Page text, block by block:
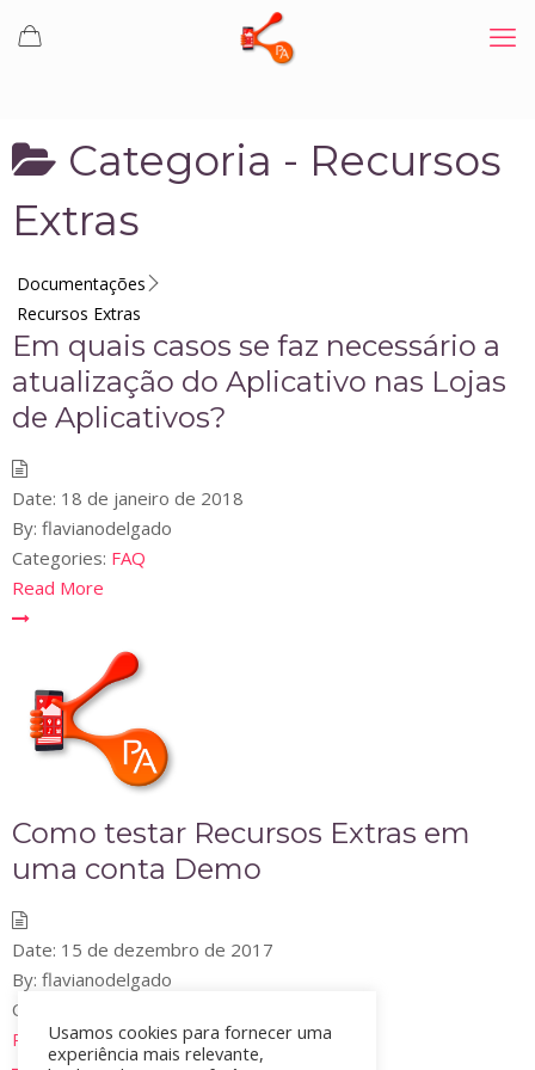
Categoria - Recursos
Extras
Documentações
Recursos Extras
Em quais casos se faz necessário a
atualização do Aplicativo nas Lojas
de Aplicativos?
Date: 18 de janeiro de 2018
By: flavianodelgado
Categories: FAQ
Read More
Como testar Recursos Extras em
uma conta Demo
Date: 15 de dezembro de 2017
By: flavianodelgado
Categories:
Read More
Usamos cookies para fornecer uma
experiência mais relevante,